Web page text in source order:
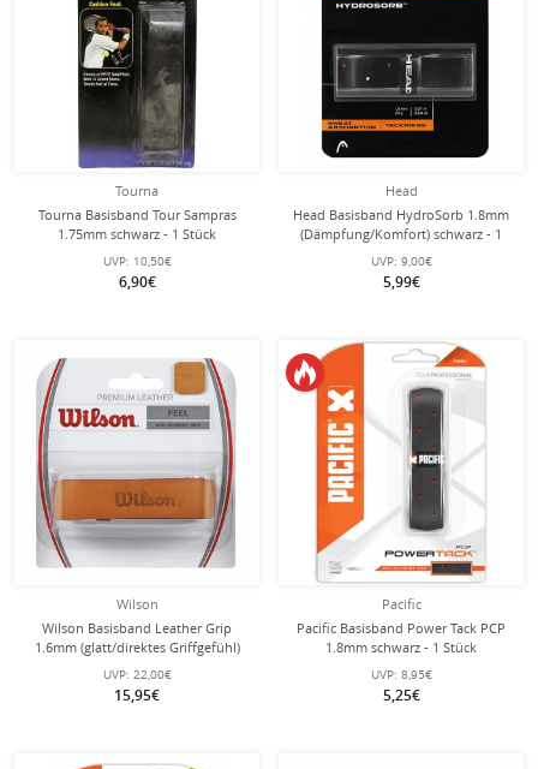
Tourna
Tourna Basisband Tour Sampras
1.75mm schwarz - 1 Stück
UVP: 10,50€
6,90€
Head
Head Basisband HydroSorb 1.8mm
(Dämpfung/Komfort) schwarz - 1
Stück
UVP: 9,00€
5,99€
Wilson
Wilson Basisband Leather Grip
1.6mm (glatt/direktes Griffgefühl)
braun - 1 Stück
UVP: 22,00€
15,95€
Pacific
Pacific Basisband Power Tack PCP
1.8mm schwarz - 1 Stück
UVP: 8,95€
5,25€